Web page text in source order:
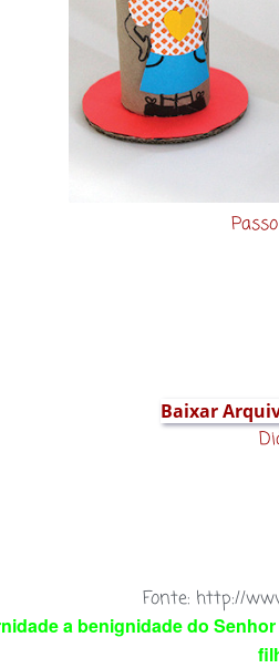
Baixar
Fonte: http://
a benignidade do